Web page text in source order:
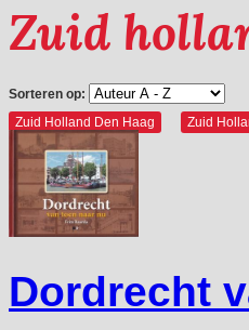
Zuid
Sorteren op:
Zuid Holland Den Haag
Zuid
Dordrecht